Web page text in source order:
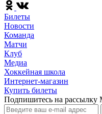
Билеты
Новости
Команда
Матчи
Клуб
Медиа
Хоккейная школа
Интернет-магазин
Купить билеты
Подпишитесь на